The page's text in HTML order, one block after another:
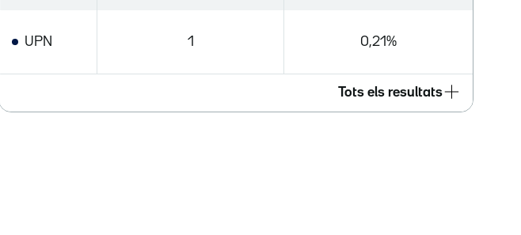
UPN 1 0,21%
Tots els resultats